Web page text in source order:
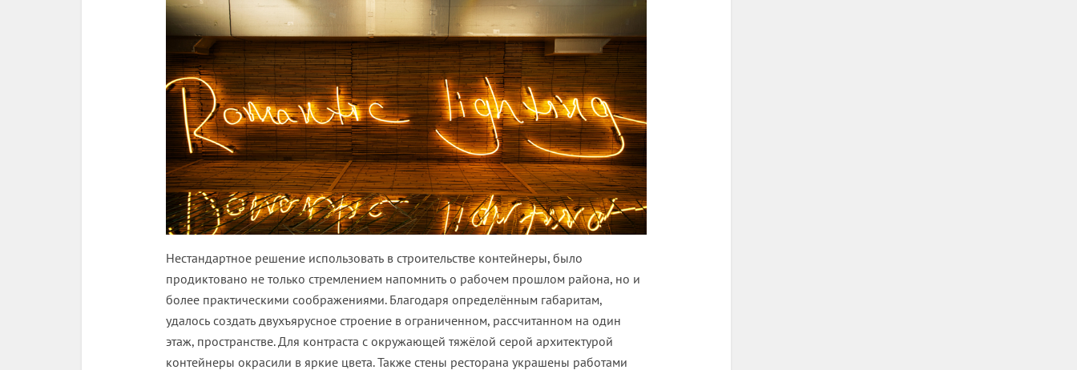
Нестандартное решение использовать в строительстве контейнеры, было
продиктовано не только стремлением напомнить о рабочем прошлом района, но и
более практическими соображениями. Благодаря определённым габаритам,
удалось создать двухъярусное строение в ограниченном, рассчитанном на один
этаж, пространстве. Для контраста с окружающей тяжёлой серой архитектурой
контейнеры окрасили в яркие цвета. Также стены ресторана украшены работами